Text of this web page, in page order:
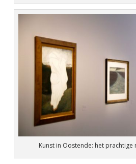
Kunst in Oostende: het prachtige